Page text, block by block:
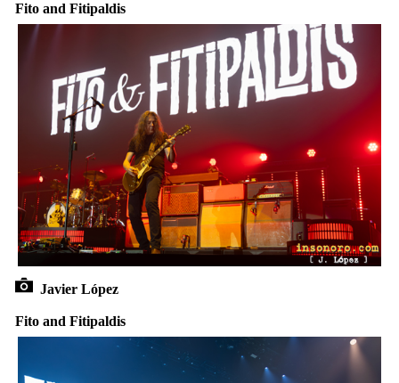
Fito and Fitipaldis
Javier López
Fito and Fitipaldis